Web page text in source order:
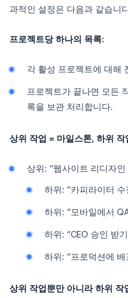
과적인 설정은 다음과 같습니
프로젝트당 하나의 목록:
각 활성 프로젝트에 대해
프로젝트가 끝나면 모든
록을 보관 처리합니다.
상위 작업 = 마일스톤, 하위 작
상위: “웹사이트 리디자인
하위: “카피라이터
하위: “모바일에서
하위: “CEO 승인 받
하위: “프로덕션에 배
상위 작업뿐만 아니라 하위 작